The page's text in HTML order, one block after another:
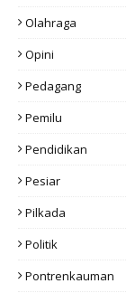
Olahraga
Opini
Pedagang
Pemilu
Pendidikan
Pesiar
Pilkada
Politik
Pontrenkauman